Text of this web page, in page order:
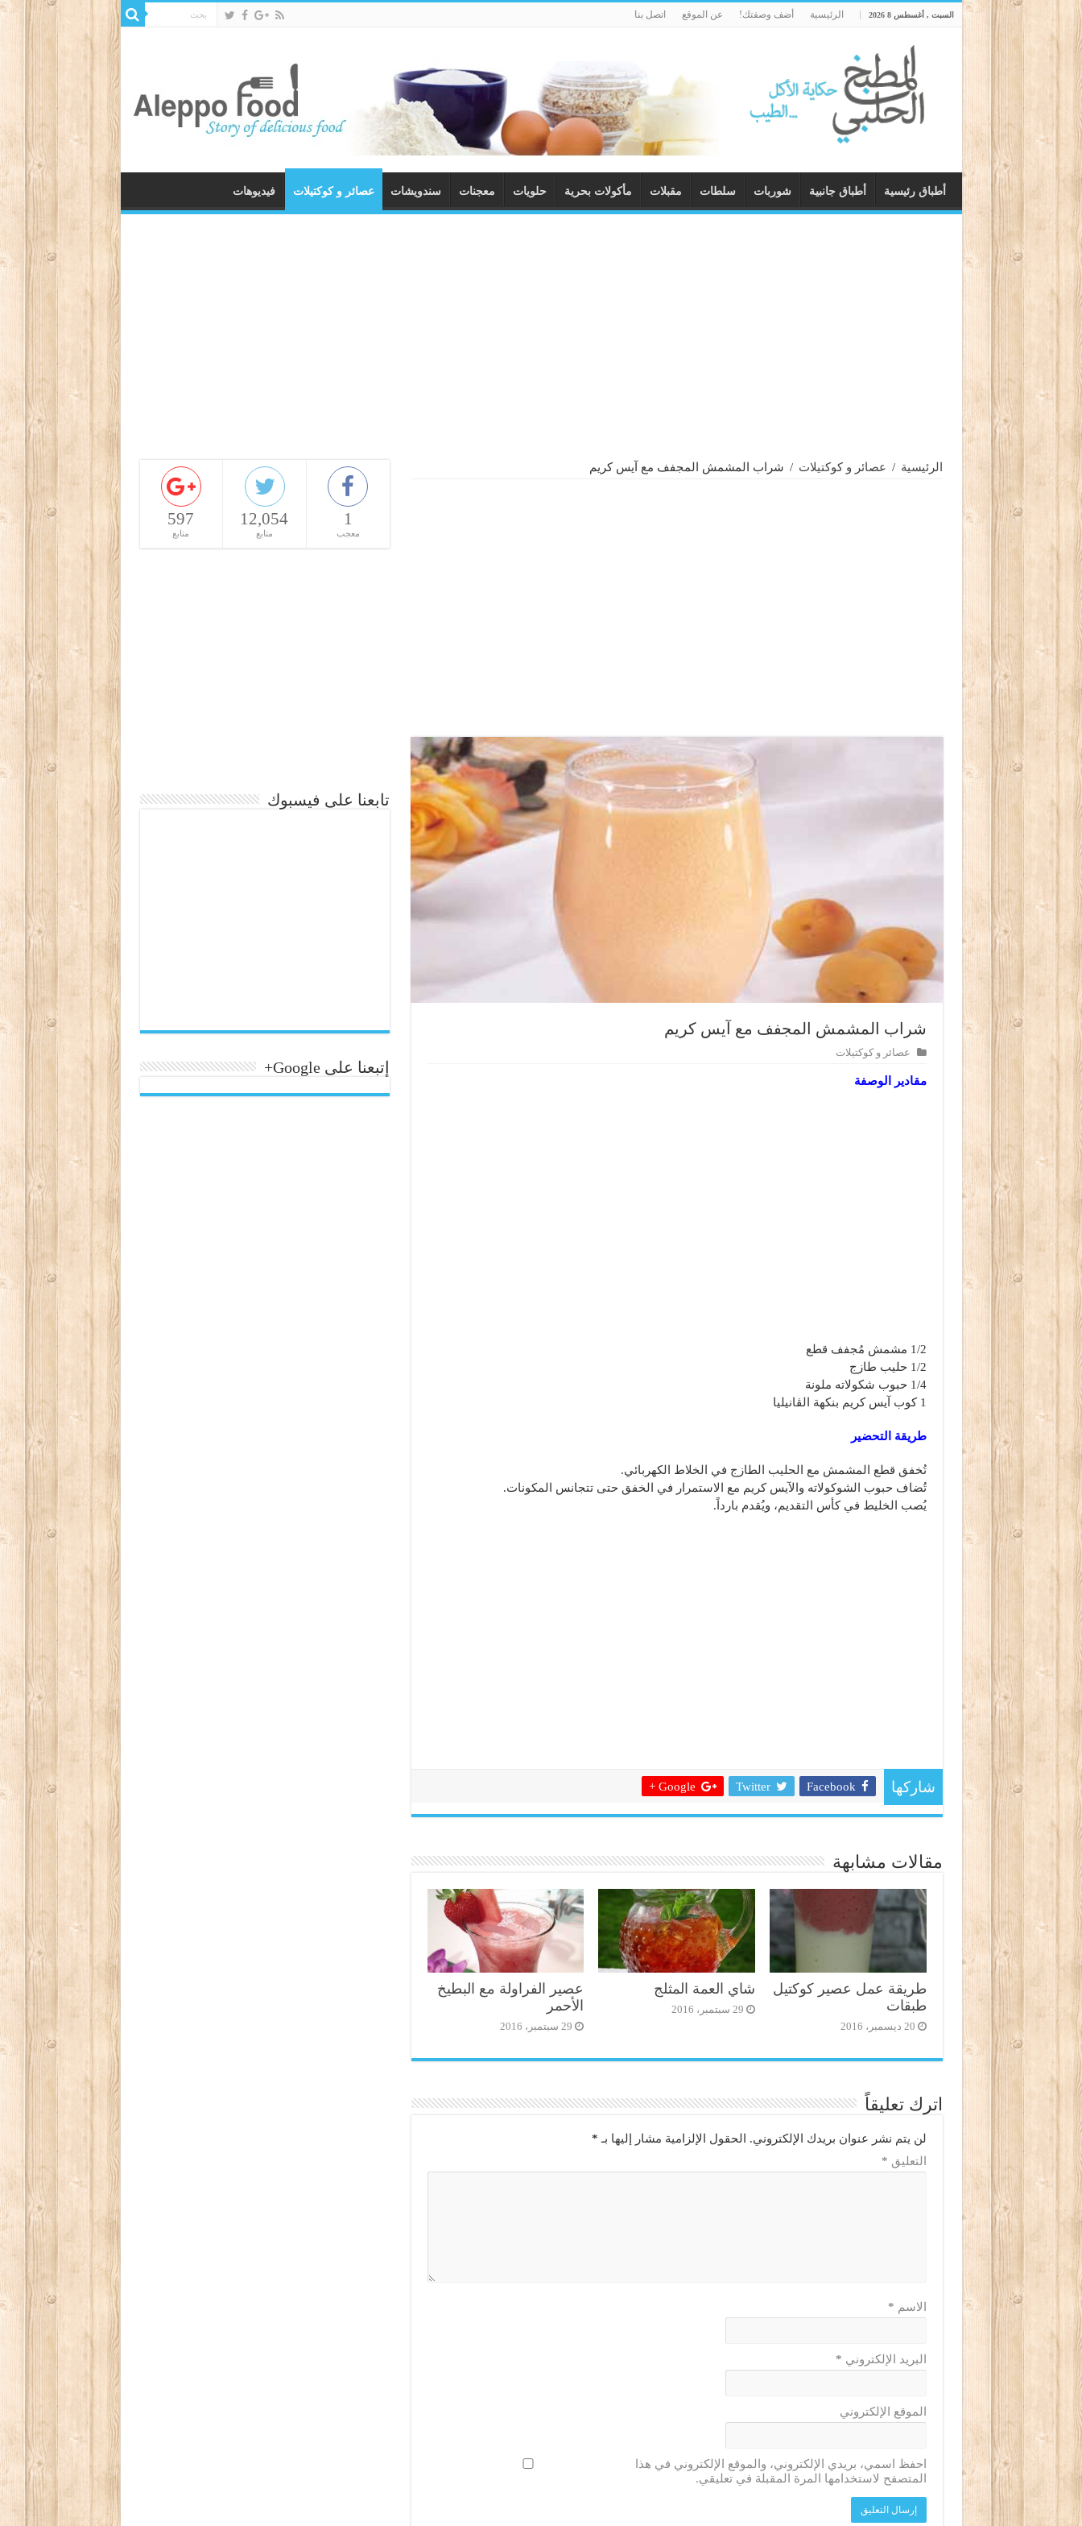
السبت , أغسطس 8 2026 الرئيسية أضف وصفتك! عن الموقع اتصل بنا
أطباق رئيسية أطباق جانبية شوربات سلطات مقبلات مأكولات بحرية حلويات معجنات سندويشات عصائر و كوكتيلات فيديوهات
الرئيسية / عصائر و كوكتيلات / شراب المشمش المجفف مع آيس كريم
شراب المشمش المجفف مع آيس كريم
عصائر و كوكتيلات
مقادير الوصفة
1/2 مشمش مُجفف قطع
1/2 حليب طازج
1/4 حبوب شكولاته ملونة
1 كوب آيس كريم بنكهة الڤانيليا
طريقة التحضير
تُخفق قطع المشمش مع الحليب الطازج في الخلاط الكهربائي.
تُضاف حبوب الشوكولاته والآيس كريم مع الاستمرار في الخفق حتى تتجانس المكونات.
يُصب الخليط في كأس التقديم، ويُقدم بارداً.
شاركها Facebook
Twitter
Google +
مقالات مشابهة
طريقة عمل عصير كوكتيل
طبقات
20 ديسمبر، 2016
شاي العمة المثلج
29 سبتمبر، 2016
عصير الفراولة مع البطيخ
الأحمر
29 سبتمبر، 2016
اترك تعليقاً
لن يتم نشر عنوان بريدك الإلكتروني. الحقول الإلزامية مشار إليها بـ *
التعليق *
الاسم *
البريد الإلكتروني *
الموقع الإلكتروني
احفظ اسمي، بريدي الإلكتروني، والموقع الإلكتروني في هذا
المتصفح لاستخدامها المرة المقبلة في تعليقي.
1
معجب
12,054
متابع
597
متابع
تابعنا على فيسبوك
إتبعنا على Google+